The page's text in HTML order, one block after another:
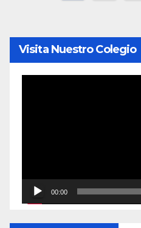
entradas
Visita Nuestro Colegio
00:00